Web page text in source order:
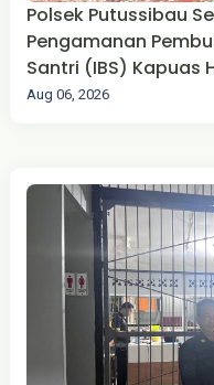
Polsek Putussibau
Pengamanan
Santri (IBS) Kapuas
Aug 06, 2026